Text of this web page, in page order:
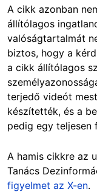
A cikk azonban
állítólagos
valóságtartalmát
biztos, hogy a
a cikk állítólagos
terjedő videót
készítették, és a
pedig egy teljesen
A hamis cikkre az
Tanács
figyelmet az X-en.